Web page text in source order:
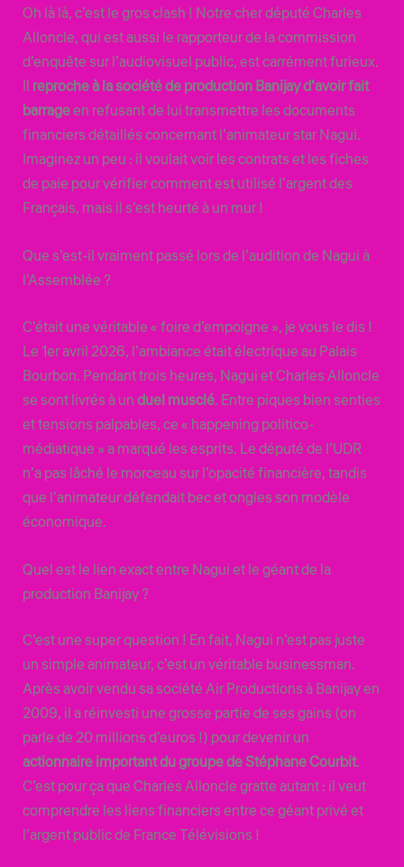
Oh là là, c’est le gros clash ! Notre cher député Charles
Alloncle, qui est aussi le rapporteur de la commission
d’enquête sur l’audiovisuel public, est carrément furieux.
Il reproche à la société de production Banijay d’avoir fait
barrageen refusant de lui transmettre les documents
financiers détaillés concernant l’animateur star Nagui.
Imaginez un peu : il voulait voir les contrats et les fiches
de paie pour vérifier comment est utilisé l’argent des
Français, mais il s’est heurté à un mur !
Que s’est-il vraiment passé lors de l’audition de Nagui à
l’Assemblée ?
C’était une véritable « foire d’empoigne », je vous le dis !
Le 1er avril 2026, l’ambiance était électrique au Palais
Bourbon. Pendant trois heures, Nagui et Charles Alloncle
se sont livrés à unduel musclé. Entre piques bien senties
et tensions palpables, ce « happening politico-
médiatique » a marqué les esprits. Le député de l’UDR
n’a pas lâché le morceau sur l’opacité financière, tandis
que l’animateur défendait bec et ongles son modèle
économique.
Quel est le lien exact entre Nagui et le géant de la
production Banijay ?
C’est une super question ! En fait, Nagui n’est pas juste
un simple animateur, c’est un véritable businessman.
Après avoir vendu sa société Air Productions à Banijay en
2009, il a réinvesti une grosse partie de ses gains (on
parle de 20 millions d’euros !) pour devenir un
actionnaire important du groupe de Stéphane Courbit.
C’est pour ça que Charles Alloncle gratte autant : il veut
comprendre les liens financiers entre ce géant privé et
l’argent public de France Télévisions !